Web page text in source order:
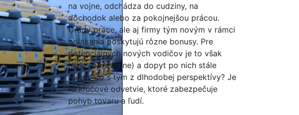
na vojne, odchádza do cudziny, na
dôchodok alebo za pokojnejšou prácou.
Úrady práce, ale aj firmy tým novým v rámci
prilákania poskytujú rôzne bonusy. Pre
potenciálnych nových vodičov je to však
málo (oprávnene) a dopyt po nich stále
rastie. Čo s tým z dlhodobej perspektívy? Je
to kľúčové odvetvie, ktoré zabezpečuje
pohyb tovaru a ľudí.